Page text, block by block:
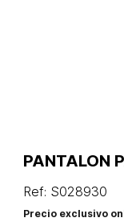
PANTALON
Ref: S028930
Precio exclusivo